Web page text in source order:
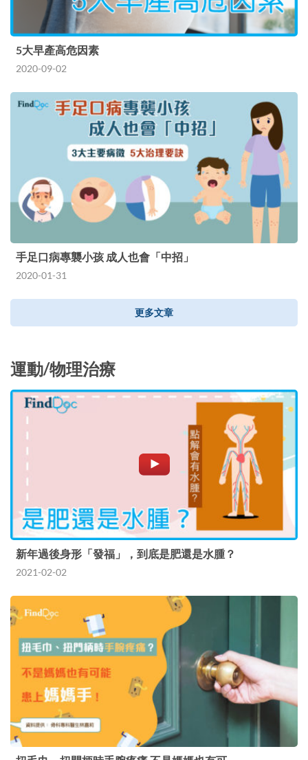
5大早產高危因素
2020-09-02
手足口病專襲小孩 成人也會「中招」
2020-01-31
更多文章
運動/物理治療
新年過後身形「發福」，到底是肥還是水腫？
2021-02-02